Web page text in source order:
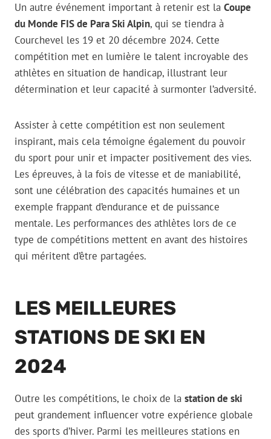
Un autre événement important à retenir est la Coupe
du Monde FIS de Para Ski Alpin, qui se tiendra à
Courchevel les 19 et 20 décembre 2024. Cette
compétition met en lumière le talent incroyable des
athlètes en situation de handicap, illustrant leur
détermination et leur capacité à surmonter l’adversité.
Assister à cette compétition est non seulement
inspirant, mais cela témoigne également du pouvoir
du sport pour unir et impacter positivement des vies.
Les épreuves, à la fois de vitesse et de maniabilité,
sont une célébration des capacités humaines et un
exemple frappant d’endurance et de puissance
mentale. Les performances des athlètes lors de ce
type de compétitions mettent en avant des histoires
qui méritent d’être partagées.
LES MEILLEURES
STATIONS DE SKI EN
2024
Outre les compétitions, le choix de la station de ski
peut grandement influencer votre expérience globale
des sports d’hiver. Parmi les meilleures stations en